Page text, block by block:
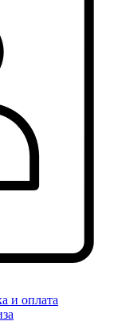
и оплата